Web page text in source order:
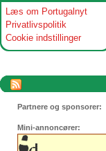
Læs om Portugalnyt
Privatlivspolitik
Cookie indstillinger
Partnere og sponsorer:
Mini-annoncører: